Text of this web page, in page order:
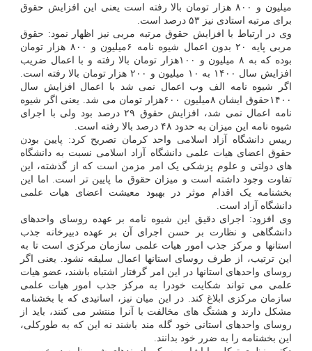
میلیون و ۸۰۰ هزار تومان بالا رفته است یعنی این افزایش حقوق
برای مرتبه استادی نیز ۵۳ درصد است.
وی در ارتباط با افزایش حقوق مرتبه مربی نیز اظهار نمود: حقوق
مربی پایه ۲۰ بدون اعمال شیوه نامه ۶میلیون و ۸۰۰ هزار تومان
بوده که به ۸ میلیون و ۱۰۰هزار تومان بالا رفته و با اعمال ضریب
افزایش سال ۱۴۰۰ به ۱۰ میلیون و ۲۰۰ هزار تومان بالا رفته است.
اگر شیوه نامه الف وب اعمال نمی شد با اعمال افزایش سال
۱۴۰۰حقوق ایشان ۸میلیون ۶۰۰هزار تومان می شد. یعنی اگر شیوه
نامه اعمال نمی شد، افزایش حقوق ۲۹ درصد بود ولی با اجرای
شیوه نامه این میزان به حدود ۴۸ درصد بالا رفته است.
رییس دانشگاه آزاد اسلامی واحد کرمان تصریح کرد: پایین بودن
حقوق اعضای هیات علمی دانشگاه آزاد اسلامی نسبت به دانشگاه
های دولتی و علوم پزشکی یک امر مزمن است که از گذشته، این
تفاوت وجود داشته است و میزان حقوق ما پایین تر است. اما این
بخشنامه یک اقدام موثر در بهبود معیشت اعضای هیات علمی
دانشگاه آزاد است.
وی افزود: اجرای دقیق این شیوه نامه بر عهده روسای واحدهای
دانشگاهی و نظارت بر حسن اجرای آن بر عهده دبیرخانه جذب
استانها و مرکز جذب امور هیات علمی سازمان مرکزی است تا به
این ترتیب، از طرف روسای استانها اعمال سلیقه نشود. یعنی اگر
روسای واحدهای استانها در این امر گرفتار اشتباه باشند، عضو هیات
علمی می تواند شکایت خودرا به مرکز جذب امور هیات علمی
سازمان مرکزی ابلاغ کند. در این میان نیز، اساتیدی که با بخشنامه
مشکل دارند و هشتگ های مخالفت با آنرا منتشر می کنند، باید از
روسای واحدهای استانی خود گله مند باشند نه این که به طورکلی،
این بخشنامه را به ضرر خود بدانند.